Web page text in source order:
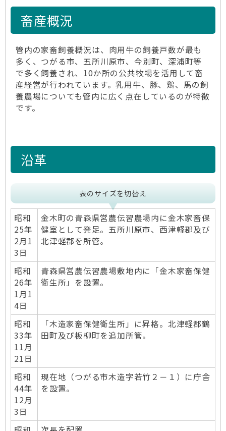
畜産概況
管内の家畜飼養概況は、肉用牛の飼養戸数が最も
多く、つがる市、五所川原市、今別町、深浦町等
で多く飼養され、10か所の公共牧場を活用して畜
産経営が行われています。乳用牛、豚、鶏、馬の飼
養農場についても管内に広く点在しているのが特徴
です。
沿革
表のサイズを切替え
昭和
25年
2月1
3日
金木町の青森県営農伝習農場内に金木家畜保
健室として発足。五所川原市、西津軽郡及び
北津軽郡を所管。
昭和
26年
1月1
4日
青森県営農伝習農場敷地内に「金木家畜保健
衛生所」を設置。
昭和
33年
11月
21日
「木造家畜保健衛生所」に昇格。北津軽郡鶴
田町及び板柳町を追加所管。
昭和
44年
12月
3日
現在地（つがる市木造字若竹２－１）に庁舎
を設置。